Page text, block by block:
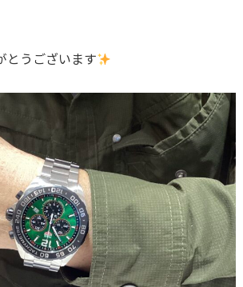
とうございます